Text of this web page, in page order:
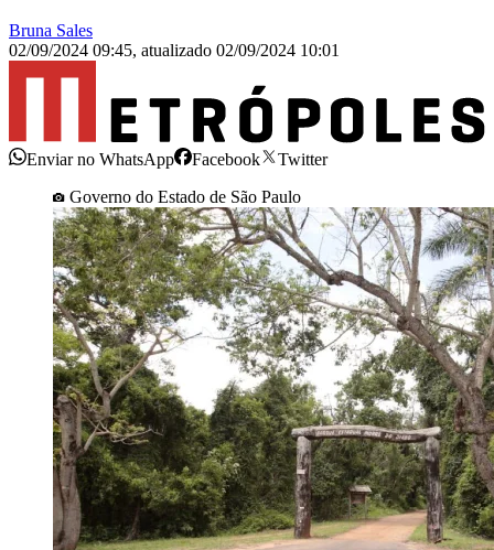
Bruna Sales
02/09/2024 09:45, atualizado 02/09/2024 10:01
Enviar no WhatsApp Facebook
Twitter
Governo do Estado de São Paulo